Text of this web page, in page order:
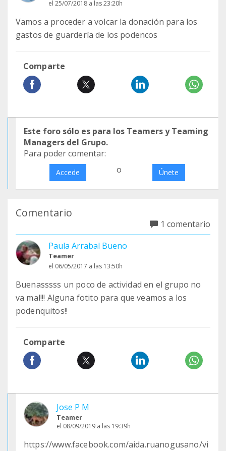
el 25/07/2018 a las 23:20h
Vamos a proceder a volcar la donación para los
gastos de guardería de los podencos
Comparte
Este foro sólo es para los Teamers y Teaming
Managers del Grupo.
Para poder comentar:
Accede o Únete
Comentario
1 comentario
Paula Arrabal Bueno
Teamer
el 06/05/2017 a las 13:50h
Buenasssss un poco de actividad en el grupo no
va mal!!! Alguna fotito para que veamos a los
podenquitos!!
Comparte
Jose P M
Teamer
el 08/09/2019 a las 19:39h
https://www.facebook.com/aida.ruanogusano/vi